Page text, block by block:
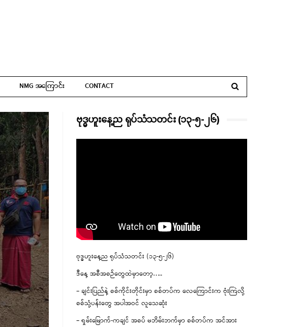
NMG အကြောင်း CONTACT
ဗုဒ္ဓဟူးနေ့ည ရုပ်သံသတင်း (၁၃-၅-၂၆)
ဗုဒ္ဓဟူးနေ့ည ရုပ်သံသတင်း (၁၃-၅-၂၆)
ဒီနေ့ အစီအစဉ်တွေထဲမှာတော့…..
– ချင်းပြည်နဲ့ စစ်ကိုင်းတိုင်းမှာ စစ်တပ်က လေကြောင်းက ဗုံးကြဲလို့
စစ်သုံ့ပန်းတွေ အပါအဝင် လူသေဆုံး
– ရှမ်းမြောက်-ကချင် အစပ် မဘိမ်းဘက်မှာ စစ်တပ်က အင်အား